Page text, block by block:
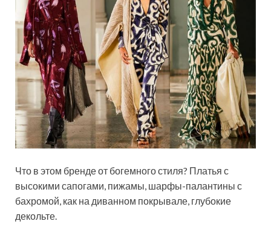
Что в этом бренде от богемного стиля? Платья с
высокими сапогами, пижамы, шарфы-палантины с
бахромой, как на диванном покрывале, глубокие
декольте.